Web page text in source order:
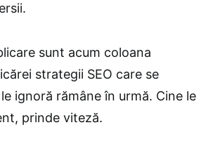
sunt acum coloana
strategii SEO care se
ignoră rămâne în urmă. Cine le
prinde viteză.